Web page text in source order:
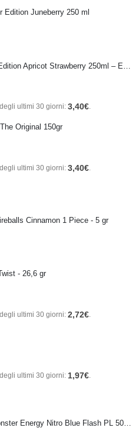
Edition Juneberry 250 ml
ultimi 30 giorni: 3,40€.
Original 150gr
ultimi 30 giorni: 3,40€
Cinnamon 1 Piece - 5 gr
- 26,6 gr
ultimi 30 giorni: 2,72€.
ultimi 30 giorni: 1,97€.
PRE-ORDER Monster Energy Nitro Blue Flash PL 500 ml IN ARRIVO IL 21 SETTEMBRE